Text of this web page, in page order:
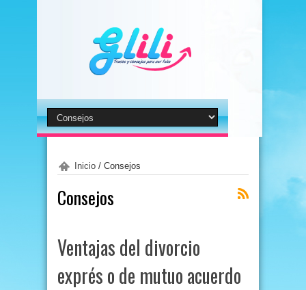
Inicio / Consejos
Consejos
Ventajas del divorcio
exprés o de mutuo acuerdo